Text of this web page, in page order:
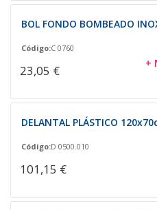
BOL FONDO BOMBEADO
Código:C 0760
23,05 € +
DELANTAL PLÁSTICO
Código:D 0500.010
101,15 €